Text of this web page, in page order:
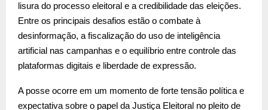
lisura do processo eleitoral e a credibilidade das eleições.
Entre os principais desafios estão o combate à
desinformação, a fiscalização do uso de inteligência
artificial nas campanhas e o equilíbrio entre controle das
plataformas digitais e liberdade de expressão.
A posse ocorre em um momento de forte tensão política e
expectativa sobre o papel da Justiça Eleitoral no pleito de